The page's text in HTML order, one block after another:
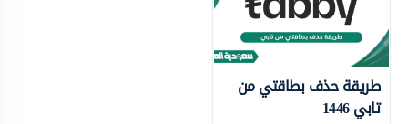
طريقة حذف بطاقتي من
تابي 1446